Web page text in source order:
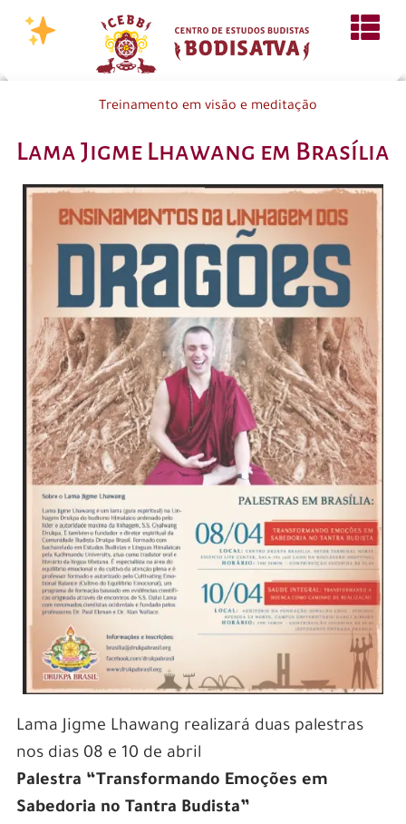
Treinamento em visão e meditação
Lama Jigme Lhawang em Brasília
Lama Jigme Lhawang realizará duas palestras
nos dias 08 e 10 de abril
Palestra “Transformando Emoções em
Sabedoria no Tantra Budista”